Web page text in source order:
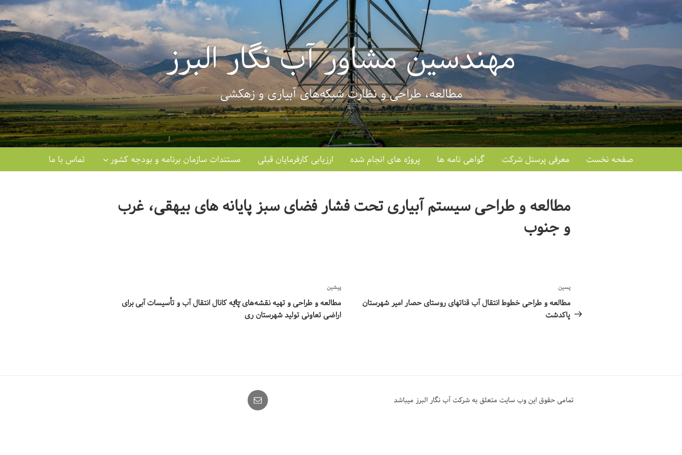
به
مهندسین مشاور آب نگار البرز
مطالعه، طراحی‌ و نظارت شبکه‌های آبیاری و زهکشی
صفحه نخست معرفی پرسنل شرکت گواهی نامه ها پروژه های انجام شده ارزیابی کارفرمایان قبلی مستندات سازمان برنامه و بودجه کشور تماس با ما
مطالعه و طراحی سیستم آبیاری تحت فشار فضای سبز پایانه های بیهقی، غرب
و جنوب
راهبری
نوشته‌ها
نوشته
قبلی
پیشین
مطالعه و طراحی و تهیه نقشه‌های پایه کانال انتقال آب و تأسیسات آبی برای
اراضی تعاونی تولید شهرستان ری
نوشته‌ٔ
بعدی
پسین
مطالعه و طراحی خطوط انتقال آب قناتهای روستای حصار امیر شهرستان
پاکدشت
Email تمامی حقوق این وب سایت متعلق به شرکت آب نگار البرز میباشد